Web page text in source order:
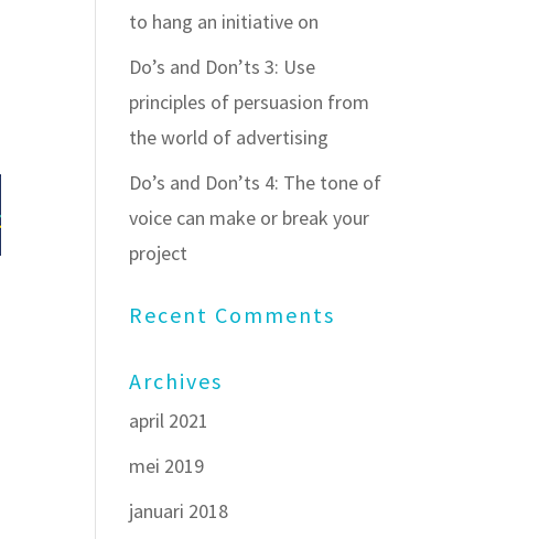
to hang an initiative on
Do’s and Don’ts 3: Use
principles of persuasion from
the world of advertising
Do’s and Don’ts 4: The tone of
voice can make or break your
project
Recent Comments
Archives
april 2021
mei 2019
januari 2018